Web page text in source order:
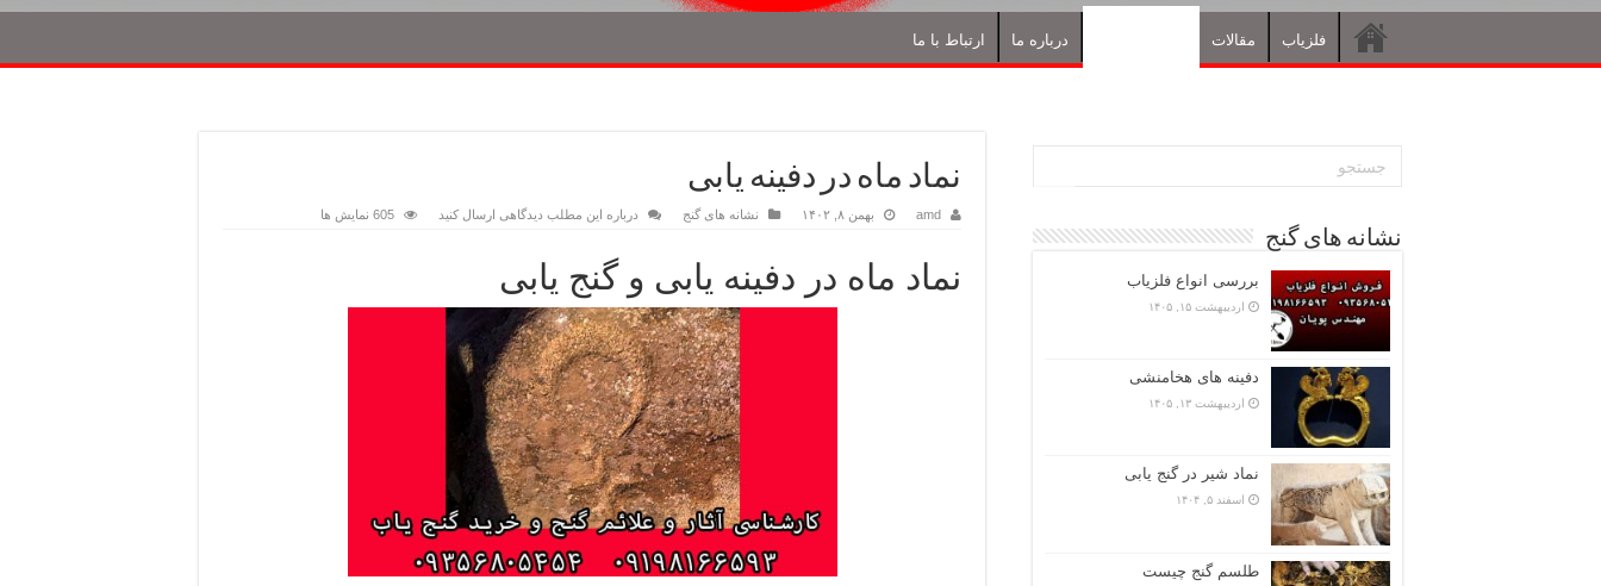
فلزیاب مقالات درباره ما ارتباط با ما
نماد ماه در دفینه یابی
amd بهمن ۸, ۱۴۰۲ نشانه های گنج درباره این مطلب دیدگاهی ارسال کنید 605 نمایش ها
نماد ماه در دفینه یابی و گنج یابی
نشانه های گنج
بررسی انواع فلزیاب
اردیبهشت ۱۵, ۱۴۰۵
دفینه های هخامنشی
اردیبهشت ۱۳, ۱۴۰۵
نماد شیر در گنج یابی
اسفند ۵, ۱۴۰۴
طلسم گنج چیست